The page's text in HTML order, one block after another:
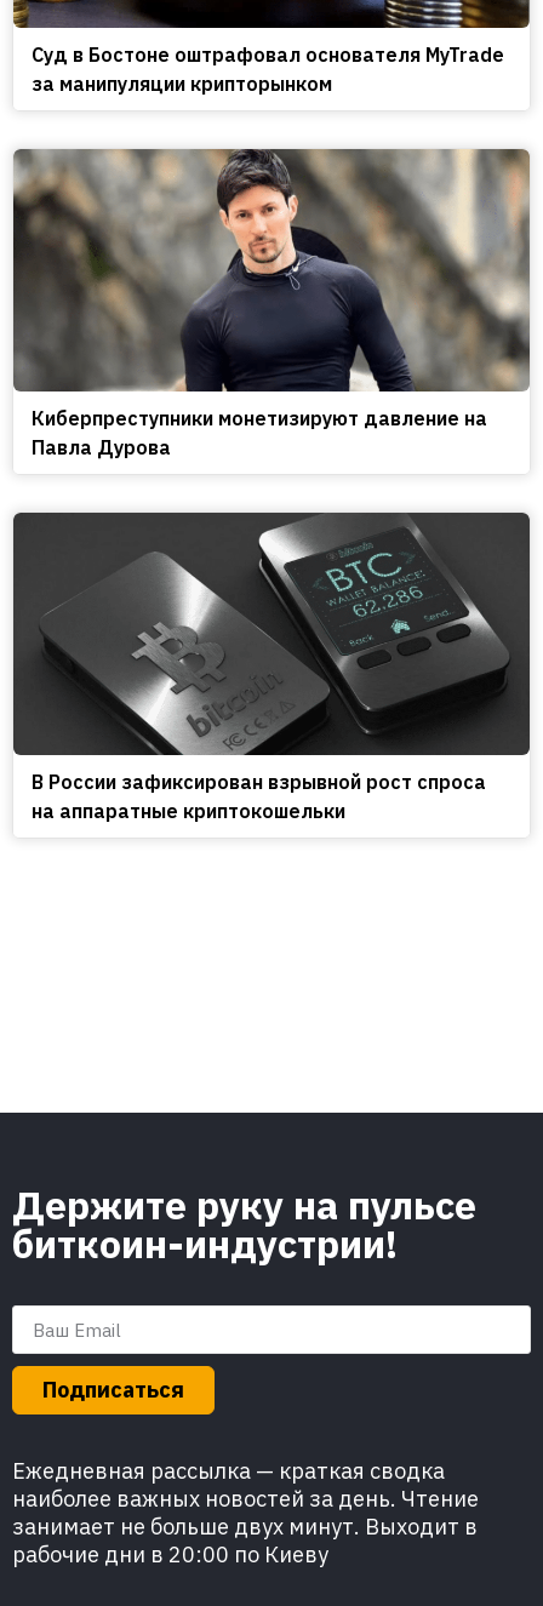
Cуд в Бостоне оштрафовал основателя MyTrade
за манипуляции крипторынком
Киберпреступники монетизируют давление на
Павла Дурова
В России зафиксирован взрывной рост спроса
на аппаратные криптокошельки
Держите руку на пульсе
биткоин-индустрии!
Подписаться
Ежедневная рассылка — краткая сводка
наиболее важных новостей за день. Чтение
занимает не больше двух минут. Выходит в
рабочие дни в 20:00 по Киеву